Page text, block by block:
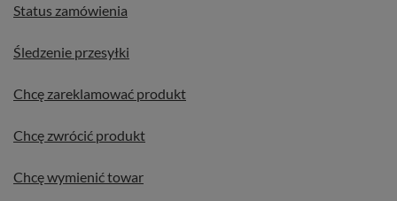
Status zamówienia
Śledzenie przesyłki
Chcę zareklamować produkt
Chcę zwrócić produkt
Chcę wymienić towar